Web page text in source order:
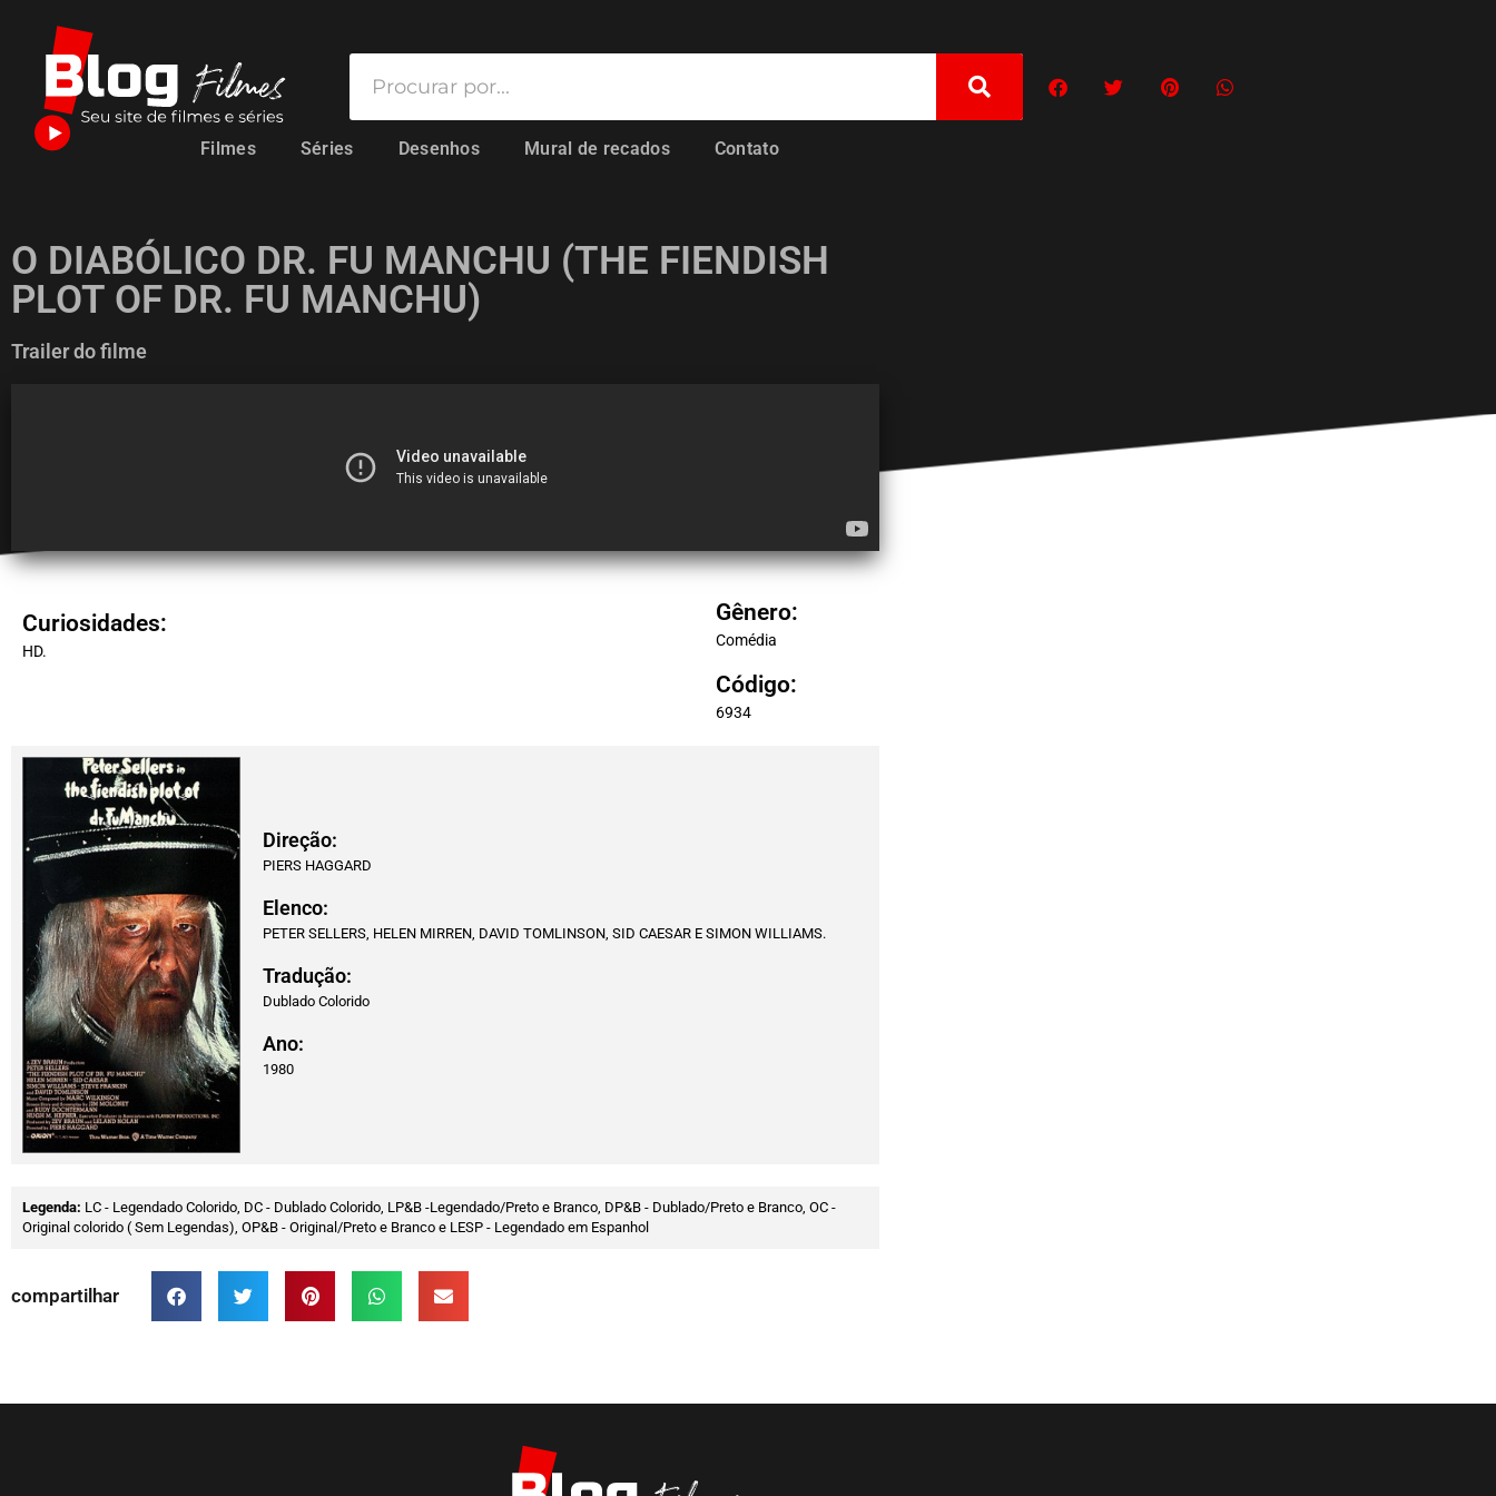
Filmes Séries Desenhos Mural de recados Contato
O DIABÓLICO DR. FU MANCHU (THE FIENDISH
PLOT OF DR. FU MANCHU)
Trailer do filme
Curiosidades:
HD.
Gênero:
Comédia
Código:
6934
Direção:
PIERS HAGGARD
Elenco:
PETER SELLERS, HELEN MIRREN, DAVID TOMLINSON, SID CAESAR E SIMON WILLIAMS.
Tradução:
Dublado Colorido
Ano:
1980
Legenda: LC - Legendado Colorido, DC - Dublado Colorido, LP&B -Legendado/Preto e Branco, DP&B - Dublado/Preto e Branco, OC -
Original colorido ( Sem Legendas), OP&B - Original/Preto e Branco e LESP - Legendado em Espanhol
compartilhar